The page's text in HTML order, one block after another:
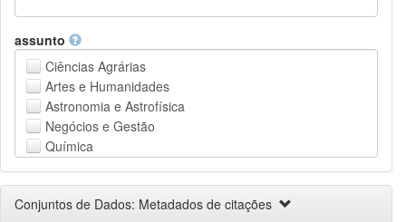
assunto
Ciências Agrárias
Artes e Humanidades
Astronomia e Astrofísica
Negócios e Gestão
Química
Ciências da Terra e do meio ambiente
Engenharia
Conjuntos de Dados: Metadados de citações